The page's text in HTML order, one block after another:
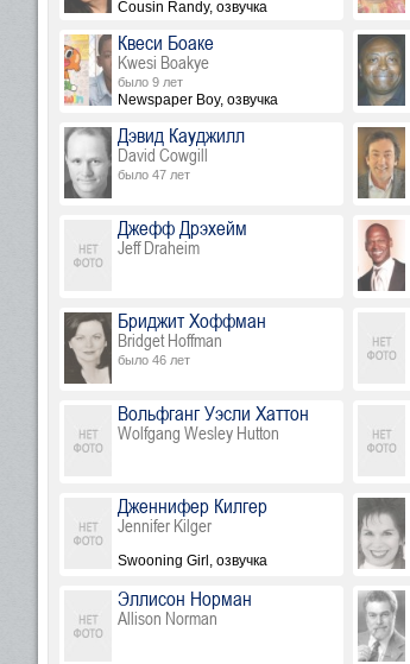
Cousin Randy, озвучка
Квеси Боаке
Kwesi Boakye
было 9 лет
Newspaper Boy, озвучка
Дэвид Кауджилл
David Cowgill
было 47 лет
Джефф Дрэхейм
Jeff Draheim
Бриджит Хоффман
Bridget Hoffman
было 46 лет
Вольфганг Уэсли Хаттон
Wolfgang Wesley Hutton
Дженнифер Килгер
Jennifer Kilger
Swooning Girl, озвучка
Эллисон Норман
Allison Norman